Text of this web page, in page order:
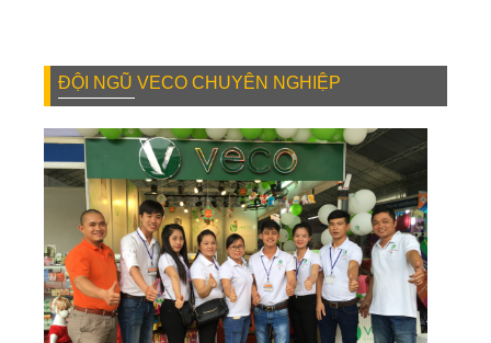
ĐỘI NGŨ VECO CHUYÊN NGHIỆP